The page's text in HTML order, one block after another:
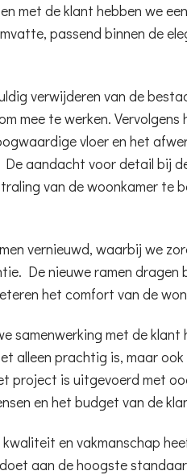
met de klant hebben we
passend binnen de
verwijderen van de
mee te werken.
vloer en het
aandacht voor detail bij
van de woonkamer te
vernieuwd, waarbij we
De nieuwe ramen dragen
het comfort van de
samenwerking met de klant
alleen prachtig is, maar
project is uitgevoerd met
en het budget van de
en vakmanschap
aan de hoogste